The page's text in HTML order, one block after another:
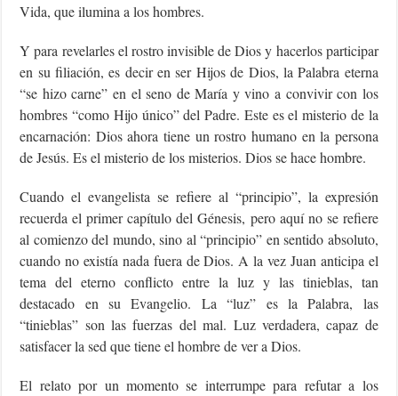
Vida, que ilumina a los hombres.
Y para revelarles el rostro invisible de Dios y hacerlos participar
en su filiación, es decir en ser Hijos de Dios, la Palabra eterna
“se hizo carne” en el seno de María y vino a convivir con los
hombres “como Hijo único” del Padre. Este es el misterio de la
encarnación: Dios ahora tiene un rostro humano en la persona
de Jesús. Es el misterio de los misterios. Dios se hace hombre.
Cuando el evangelista se refiere al “principio”, la expresión
recuerda el primer capítulo del Génesis, pero aquí no se refiere
al comienzo del mundo, sino al “principio” en sentido absoluto,
cuando no existía nada fuera de Dios. A la vez Juan anticipa el
tema del eterno conflicto entre la luz y las tinieblas, tan
destacado en su Evangelio. La “luz” es la Palabra, las
“tinieblas” son las fuerzas del mal. Luz verdadera, capaz de
satisfacer la sed que tiene el hombre de ver a Dios.
El relato por un momento se interrumpe para refutar a los